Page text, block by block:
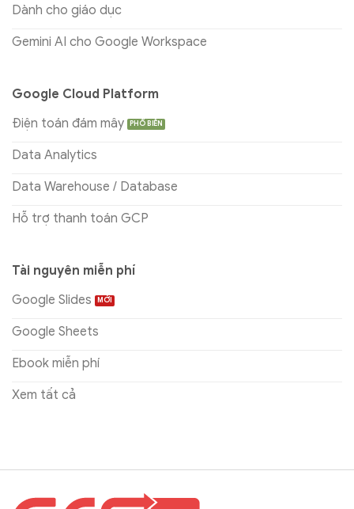
Dành cho giáo dục
Gemini AI cho Google Workspace
Google Cloud Platform
Điện toán đám mây
Data Analytics
Data Warehouse / Database
Hỗ trợ thanh toán GCP
Tài nguyên miễn phí
Google Slides
Google Sheets
Ebook miễn phí
Xem tất cả